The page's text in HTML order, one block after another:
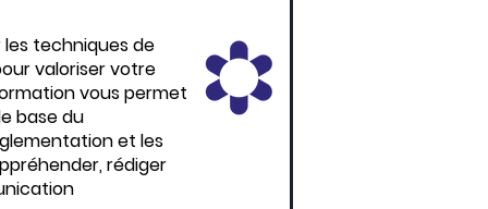
techniques de
valoriser votre
vous permet
base du
et les
rédiger